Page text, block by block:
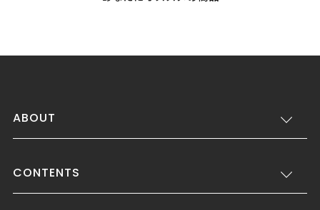
ABOUT
CONTENTS